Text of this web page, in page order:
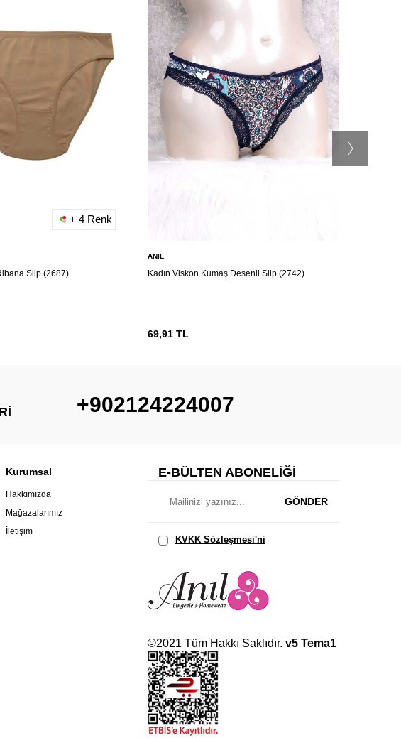
+ 4 Renk
Slip (2687)
ANIL
Kadın Viskon Kumaş Desenli Slip (2742)
69,91 TL
+902124224007
Kurumsal
Hakkımızda
Mağazalarımız
İletişim
E-BÜLTEN ABONELIĞI
GÖNDER
KVKK Sözleşmesi'ni
©2021 Tüm Hakkı Saklıdır. v5 Tema1